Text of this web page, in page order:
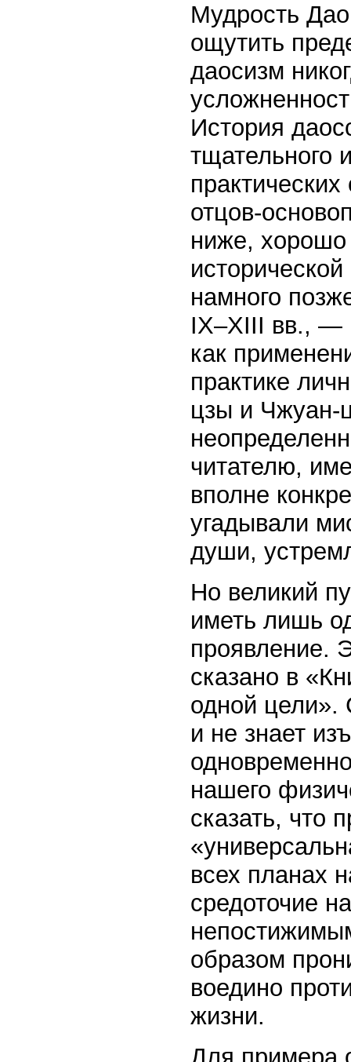
Мудрость
ощутить
даосизм
История
тщательного
отцов-
ниже, хорошо
намного
IX–XIII вв., —
как
практике
цзы и Чжуан-
читателю,
вполне
угадывали
души,
Но великий
иметь лишь
проявление.
сказано в
одной цели».
и не знает
нашего
сказать, что
всех планах
средоточие
образом
воедино
жизни.